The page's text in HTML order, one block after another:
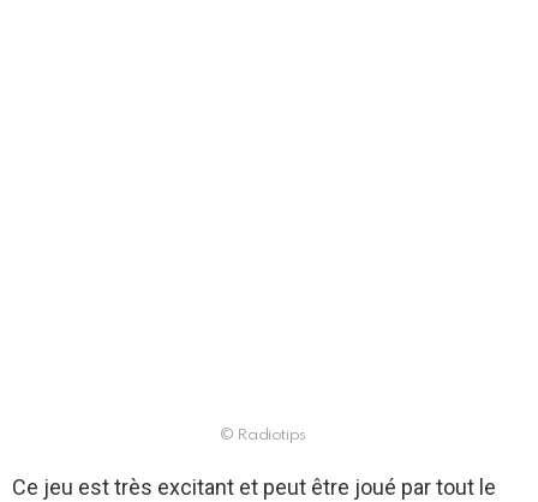
© Radiotips
Ce jeu est très excitant et peut être joué par tout le